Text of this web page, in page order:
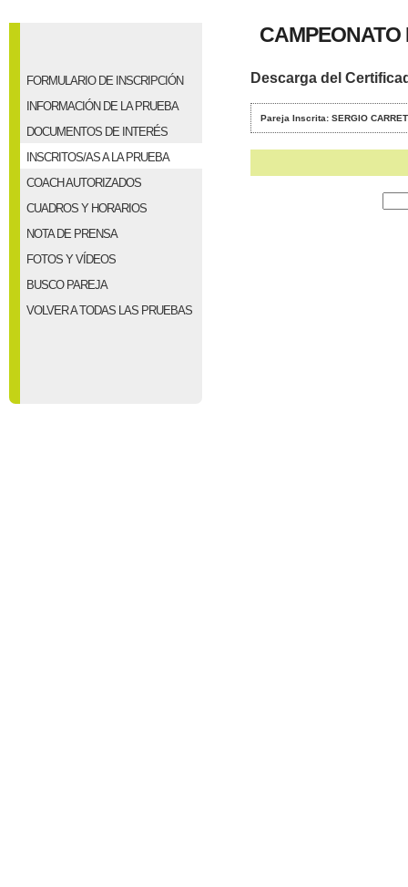
FORMULARIO DE INSCRIPCIÓN
INFORMACIÓN DE LA PRUEBA
DOCUMENTOS DE INTERÉS
INSCRITOS/AS A LA PRUEBA
COACH AUTORIZADOS
CUADROS Y HORARIOS
NOTA DE PRENSA
FOTOS Y VÍDEOS
BUSCO PAREJA
VOLVER A TODAS LAS PRUEBAS
CAMPEONATO
Descarga del
Pareja Inscrita: SERGIO